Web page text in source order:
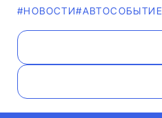
#НОВОСТИ#АВТОСОБЫТИЕ